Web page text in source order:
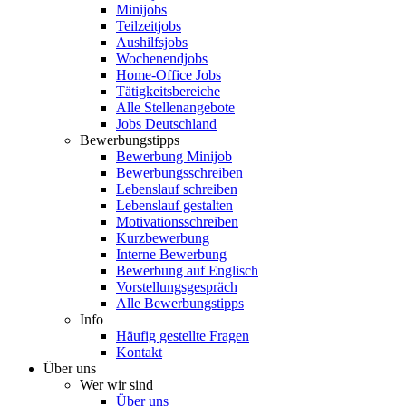
Minijobs
Teilzeitjobs
Aushilfsjobs
Wochenendjobs
Home-Office Jobs
Tätigkeitsbereiche
Alle Stellenangebote
Jobs Deutschland
Bewerbungstipps
Bewerbung Minijob
Bewerbungsschreiben
Lebenslauf schreiben
Lebenslauf gestalten
Motivationsschreiben
Kurzbewerbung
Interne Bewerbung
Bewerbung auf Englisch
Vorstellungsgespräch
Alle Bewerbungstipps
Info
Häufig gestellte Fragen
Kontakt
Über uns
Wer wir sind
Über uns